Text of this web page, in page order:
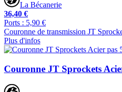
La Bécanerie
36,40 €
Ports : 5,90 €
Couronne de transmission JT
Plus d'infos
Couronne JT Sprockets